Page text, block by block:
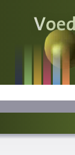
Wat is
Ons